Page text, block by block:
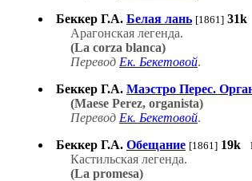
Беккер Г.А. Белая лань [1861] 31k
Арагонская легенда.
(La corza blanca)
Перевод Ек. Бекетовой.
Беккер Г.А. Маэстро Перес.
(Maese Perez, organista)
Перевод Ек. Бекетовой.
Беккер Г.А. Обещание [1861] 19k
Кастильская легенда.
(La promesa)